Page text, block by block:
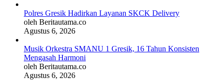
Polres Gresik Hadirkan Layanan SKCK Delivery
oleh Beritautama.co
Agustus 6, 2026
Musik Orkestra SMANU 1 Gresik, 16 Tahun Konsisten
Mengasah Harmoni
oleh Beritautama.co
Agustus 6, 2026